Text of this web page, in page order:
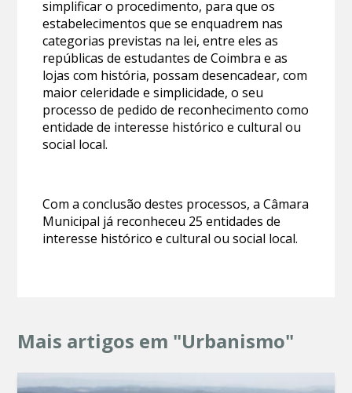
simplificar o procedimento, para que os
estabelecimentos que se enquadrem nas
categorias previstas na lei, entre eles as
repúblicas de estudantes de Coimbra e as
lojas com história, possam desencadear, com
maior celeridade e simplicidade, o seu
processo de pedido de reconhecimento como
entidade de interesse histórico e cultural ou
social local.
Com a conclusão destes processos, a Câmara
Municipal já reconheceu 25 entidades de
interesse histórico e cultural ou social local.
Mais artigos em "Urbanismo"